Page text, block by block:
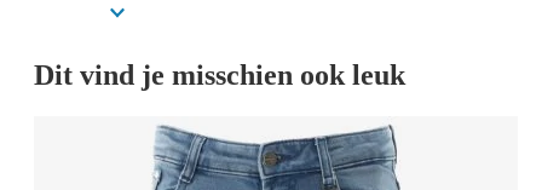
Dit vind je misschien ook leuk